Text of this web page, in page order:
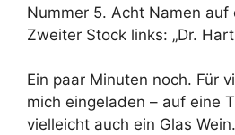
Nummer 5. Acht Namen auf
Zweiter Stock links: „Dr.
Ein paar Minuten noch. Für
mich eingeladen – auf eine
vielleicht auch ein Glas